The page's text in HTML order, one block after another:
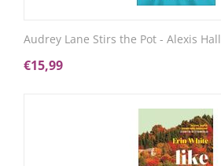
Audrey Lane Stirs the Pot - Alexis Hall
€15,99